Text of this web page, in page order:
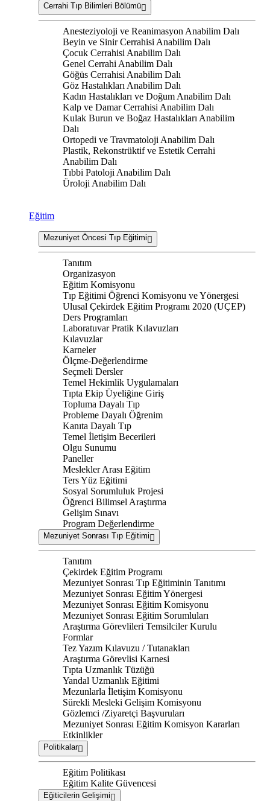
Cerrahi Tıp Bilimleri Bölümü
Anesteziyoloji ve Reanimasyon Anabilim Dalı
Beyin ve Sinir Cerrahisi Anabilim Dalı
Çocuk Cerrahisi Anabilim Dalı
Genel Cerrahi Anabilim Dalı
Göğüs Cerrahisi Anabilim Dalı
Göz Hastalıkları Anabilim Dalı
Kadın Hastalıkları ve Doğum Anabilim Dalı
Kalp ve Damar Cerrahisi Anabilim Dalı
Kulak Burun ve Boğaz Hastalıkları Anabilim
Dalı
Ortopedi ve Travmatoloji Anabilim Dalı
Plastik, Rekonstrüktif ve Estetik Cerrahi
Anabilim Dalı
Tıbbi Patoloji Anabilim Dalı
Üroloji Anabilim Dalı
Eğitim
Mezuniyet Öncesi Tıp Eğitimi
Tanıtım
Organizasyon
Eğitim Komisyonu
Tıp Eğitimi Öğrenci Komisyonu ve Yönergesi
Ulusal Çekirdek Eğitim Programı 2020 (UÇEP)
Ders Programları
Laboratuvar Pratik Kılavuzları
Kılavuzlar
Karneler
Ölçme-Değerlendirme
Seçmeli Dersler
Temel Hekimlik Uygulamaları
Tıpta Ekip Üyeliğine Giriş
Topluma Dayalı Tıp
Probleme Dayalı Öğrenim
Kanıta Dayalı Tıp
Temel İletişim Becerileri
Olgu Sunumu
Paneller
Meslekler Arası Eğitim
Ters Yüz Eğitimi
Sosyal Sorumluluk Projesi
Öğrenci Bilimsel Araştırma
Gelişim Sınavı
Program Değerlendirme
Mezuniyet Sonrası Tıp Eğitimi
Tanıtım
Çekirdek Eğitim Programı
Mezuniyet Sonrası Tıp Eğitiminin Tanıtımı
Mezuniyet Sonrası Eğitim Yönergesi
Mezuniyet Sonrası Eğitim Komisyonu
Mezuniyet Sonrası Eğitim Sorumluları
Araştırma Görevlileri Temsilciler Kurulu
Formlar
Tez Yazım Kılavuzu / Tutanakları
Araştırma Görevlisi Karnesi
Tıpta Uzmanlık Tüzüğü
Yandal Uzmanlık Eğitimi
Mezunlarla İletişim Komisyonu
Sürekli Mesleki Gelişim Komisyonu
Gözlemci /Ziyaretçi Başvuruları
Mezuniyet Sonrası Eğitim Komisyon Kararları
Etkinlikler
Politikalar
Eğitim Politikası
Eğitim Kalite Güvencesi
Eğiticilerin Gelişimi